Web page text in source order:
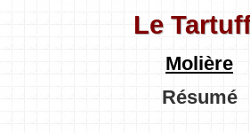
Le
Molière
Résumé